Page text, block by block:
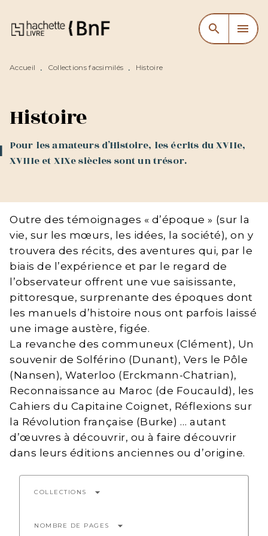
MENU RECHERCHE
CONTENU
search menu
Accueil • Collections facsimilés • Histoire
Histoire
Pour les amateurs d’Histoire, les écrits du XVIIe,
XVIIIe et XIXe siècles sont un trésor.
Outre des témoignages « d’époque » (sur la
vie, sur les mœurs, les idées, la société), on y
trouvera des récits, des aventures qui, par le
biais de l’expérience et par le regard de
l’observateur offrent une vue saisissante,
pittoresque, surprenante des époques dont
les manuels d’histoire nous ont parfois laissé
une image austère, figée.
La revanche des communeux (Clément), Un
souvenir de Solférino (Dunant), Vers le Pôle
(Nansen), Waterloo (Erckmann-Chatrian),
Reconnaissance au Maroc (de Foucauld), les
Cahiers du Capitaine Coignet, Réflexions sur
la Révolution française (Burke) … autant
d’œuvres à découvrir, ou à faire découvrir
dans leurs éditions anciennes ou d’origine.
COLLECTIONS arrow_drop_down
NOMBRE DE PAGES arrow_drop_down